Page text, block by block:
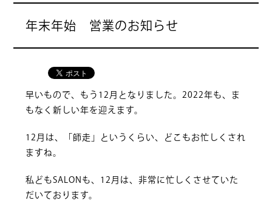
NEWS
SITE MAP
年末年始 営業のお知らせ
早いもので、もう12月となりました。2022年も、ま
もなく新しい年を迎えます。
12月は、「師走」というくらい、どこもお忙しくされ
ますね。
私どもSALONも、12月は、非常に忙しくさせていた
だいております。